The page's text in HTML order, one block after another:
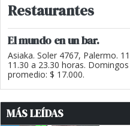
Restaurantes
El mundo en un bar.
Asiaka. Soler 4767, Palermo.
11.30 a 23.30 horas.
promedio: $ 17.000.
MÁS LEÍDAS